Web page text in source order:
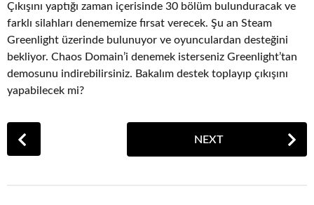
Çıkışını yaptığı zaman içerisinde 30 bölüm bulunduracak ve
farklı silahları denememize fırsat verecek. Şu an Steam
Greenlight üzerinde bulunuyor ve oyunculardan desteğini
bekliyor. Chaos Domain’i denemek isterseniz Greenlight’tan
demosunu indirebilirsiniz. Bakalım destek toplayıp çıkışını
yapabilecek mi?
NEXT